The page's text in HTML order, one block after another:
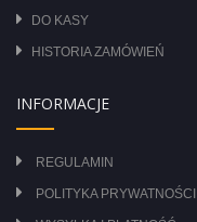
DO KASY
HISTORIA ZAMÓWIEŃ
INFORMACJE
REGULAMIN
POLITYKA PRYWATNOŚCI